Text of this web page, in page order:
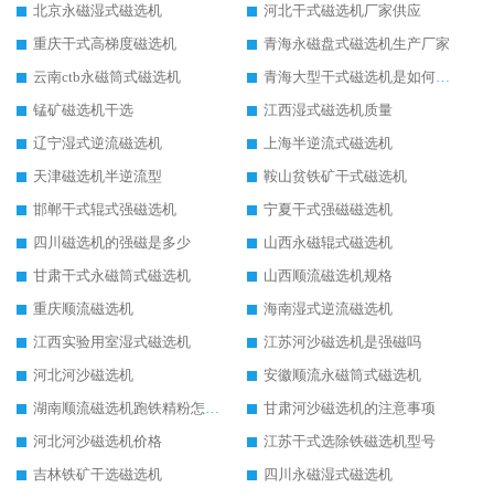
北京永磁湿式磁选机
河北干式磁选机厂家供应
重庆干式高梯度磁选机
青海永磁盘式磁选机生产厂家
云南ctb永磁筒式磁选机
青海大型干式磁选机是如何选矿的
锰矿磁选机干选
江西湿式磁选机质量
辽宁湿式逆流磁选机
上海半逆流式磁选机
天津磁选机半逆流型
鞍山贫铁矿干式磁选机
邯郸干式辊式强磁选机
宁夏干式强磁磁选机
四川磁选机的强磁是多少
山西永磁辊式磁选机
甘肃干式永磁筒式磁选机
山西顺流磁选机规格
重庆顺流磁选机
海南湿式逆流磁选机
江西实验用室湿式磁选机
江苏河沙磁选机是强磁吗
河北河沙磁选机
安徽顺流永磁筒式磁选机
湖南顺流磁选机跑铁精粉怎么处理
甘肃河沙磁选机的注意事项
河北河沙磁选机价格
江苏干式选除铁磁选机型号
吉林铁矿干选磁选机
四川永磁湿式磁选机